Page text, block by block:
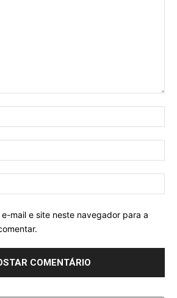
e-mail e site neste navegador para a